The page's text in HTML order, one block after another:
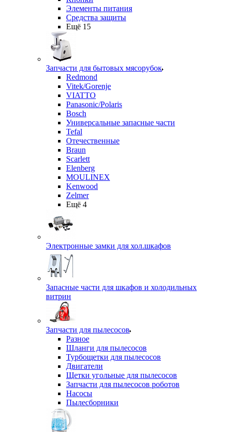
Элементы питания
Средства защиты
Ещё 15
Запчасти для бытовых мясорубок
Redmond
Vitek/Gorenje
VIATTO
Panasonic/Polaris
Bosch
Универсальные запасные части
Tefal
Отечественные
Braun
Scarlett
Elenberg
MOULINEX
Kenwood
Zelmer
Ещё 4
Электронные замки для хол.шкафов
Запасные части для шкафов и холодильных
витрин
Запчасти для пылесосов
Разное
Шланги для пылесосов
Турбощетки для пылесосов
Двигатели
Щетки угольные для пылесосов
Запчасти для пылесосов роботов
Насосы
Пылесборники